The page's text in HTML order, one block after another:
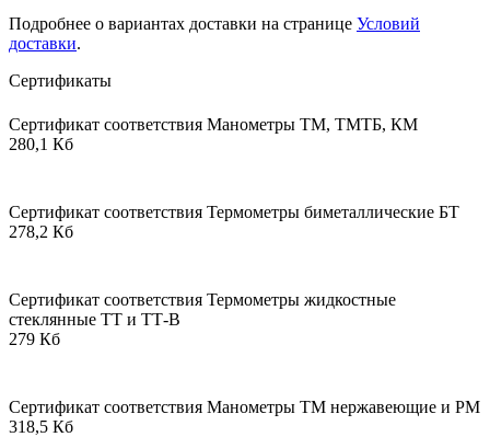
Подробнее о вариантах доставки на странице Условий
доставки.
Сертификаты
Сертификат соответствия Манометры ТМ, ТМТБ, КМ
280,1 Кб
Сертификат соответствия Термометры биметаллические БТ
278,2 Кб
Сертификат соответствия Термометры жидкостные
стеклянные ТТ и ТТ-В
279 Кб
Сертификат соответствия Манометры ТМ нержавеющие и РМ
318,5 Кб